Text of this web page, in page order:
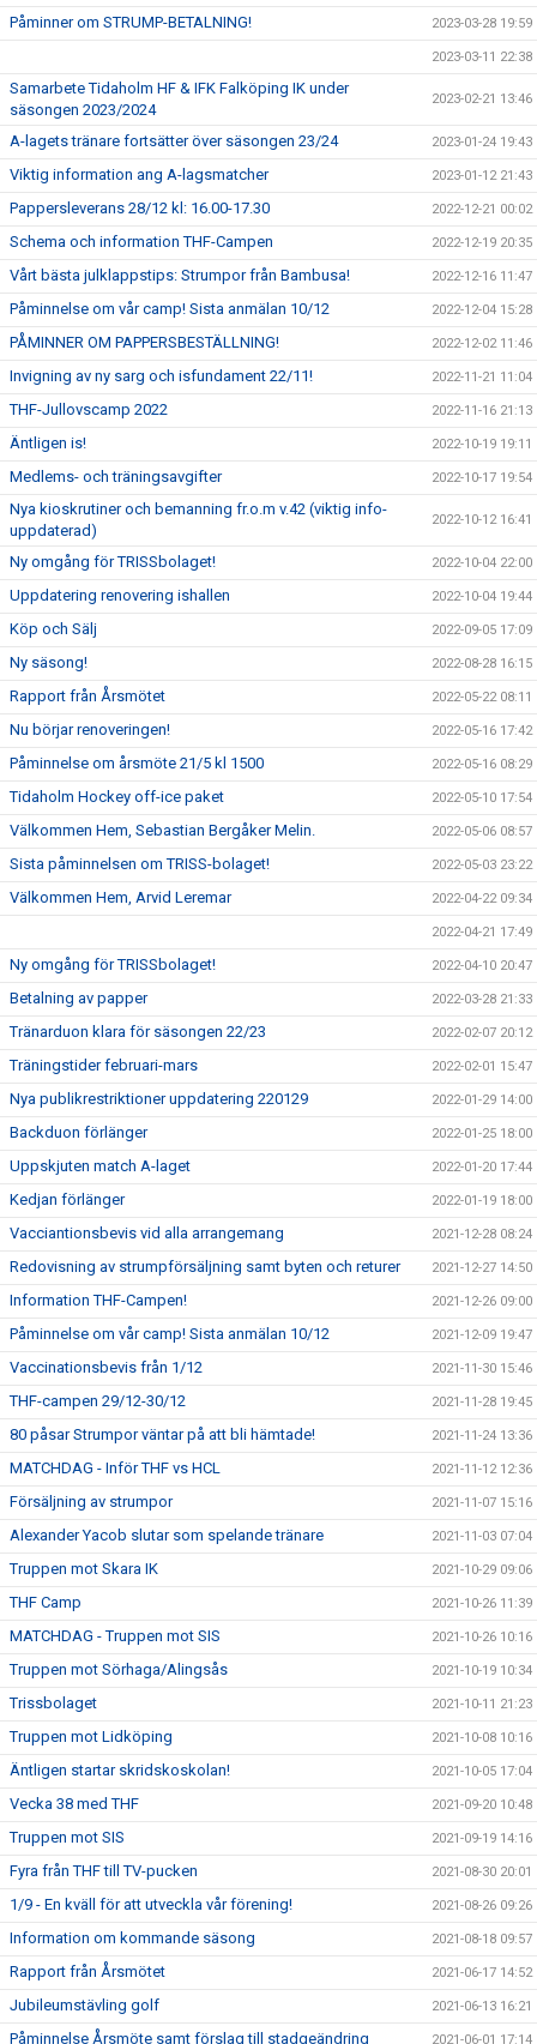
Påminner om STRUMP-BETALNING! 2023-03-28 19:59
2023-03-11 22:38
Samarbete Tidaholm HF & IFK Falköping IK under
säsongen 2023/2024
2023-02-21 13:46
A-lagets tränare fortsätter över säsongen 23/24 2023-01-24 19:43
Viktig information ang A-lagsmatcher 2023-01-12 21:43
Pappersleverans 28/12 kl: 16.00-17.30 2022-12-21 00:02
Schema och information THF-Campen 2022-12-19 20:35
Vårt bästa julklappstips: Strumpor från Bambusa! 2022-12-16 11:47
Påminnelse om vår camp! Sista anmälan 10/12 2022-12-04 15:28
PÅMINNER OM PAPPERSBESTÄLLNING! 2022-12-02 11:46
Invigning av ny sarg och isfundament 22/11! 2022-11-21 11:04
THF-Jullovscamp 2022 2022-11-16 21:13
Äntligen is! 2022-10-19 19:11
Medlems- och träningsavgifter 2022-10-17 19:54
Nya kioskrutiner och bemanning fr.o.m v.42 (viktig info-
uppdaterad)
2022-10-12 16:41
Ny omgång för TRISSbolaget! 2022-10-04 22:00
Uppdatering renovering ishallen 2022-10-04 19:44
Köp och Sälj 2022-09-05 17:09
Ny säsong! 2022-08-28 16:15
Rapport från Årsmötet 2022-05-22 08:11
Nu börjar renoveringen! 2022-05-16 17:42
Påminnelse om årsmöte 21/5 kl 1500 2022-05-16 08:29
Tidaholm Hockey off-ice paket 2022-05-10 17:54
Välkommen Hem, Sebastian Bergåker Melin. 2022-05-06 08:57
Sista påminnelsen om TRISS-bolaget! 2022-05-03 23:22
Välkommen Hem, Arvid Leremar 2022-04-22 09:34
2022-04-21 17:49
Ny omgång för TRISSbolaget! 2022-04-10 20:47
Betalning av papper 2022-03-28 21:33
Tränarduon klara för säsongen 22/23 2022-02-07 20:12
Träningstider februari-mars 2022-02-01 15:47
Nya publikrestriktioner uppdatering 220129 2022-01-29 14:00
Backduon förlänger 2022-01-25 18:00
Uppskjuten match A-laget 2022-01-20 17:44
Kedjan förlänger 2022-01-19 18:00
Vacciantionsbevis vid alla arrangemang 2021-12-28 08:24
Redovisning av strumpförsäljning samt byten och returer 2021-12-27 14:50
Information THF-Campen! 2021-12-26 09:00
Påminnelse om vår camp! Sista anmälan 10/12 2021-12-09 19:47
Vaccinationsbevis från 1/12 2021-11-30 15:46
THF-campen 29/12-30/12 2021-11-28 19:45
80 påsar Strumpor väntar på att bli hämtade! 2021-11-24 13:36
MATCHDAG - Inför THF vs HCL 2021-11-12 12:36
Försäljning av strumpor 2021-11-07 15:16
Alexander Yacob slutar som spelande tränare 2021-11-03 07:04
Truppen mot Skara IK 2021-10-29 09:06
THF Camp 2021-10-26 11:39
MATCHDAG - Truppen mot SIS 2021-10-26 10:16
Truppen mot Sörhaga/Alingsås 2021-10-19 10:34
Trissbolaget 2021-10-11 21:23
Truppen mot Lidköping 2021-10-08 10:16
Äntligen startar skridskoskolan! 2021-10-05 17:04
Vecka 38 med THF 2021-09-20 10:48
Truppen mot SIS 2021-09-19 14:16
Fyra från THF till TV-pucken 2021-08-30 20:01
1/9 - En kväll för att utveckla vår förening! 2021-08-26 09:26
Information om kommande säsong 2021-08-18 09:57
Rapport från Årsmötet 2021-06-17 14:52
Jubileumstävling golf 2021-06-13 16:21
Påminnelse Årsmöte samt förslag till stadgeändring 2021-06-01 17:14